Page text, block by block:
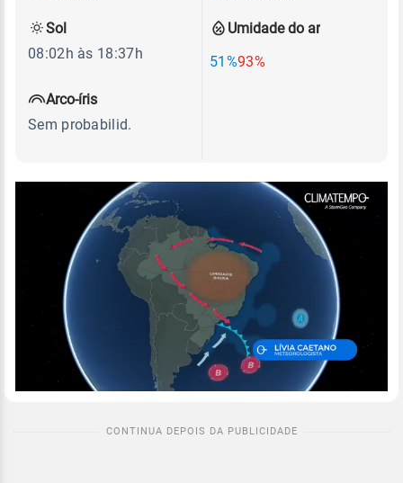
Umidade do ar
51%93%
Sol
08:02h às 18:37h
Arco-íris
Sem probabilid.